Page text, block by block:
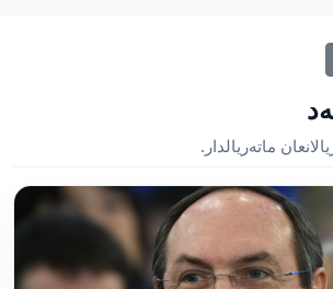
ماتەريالدار.